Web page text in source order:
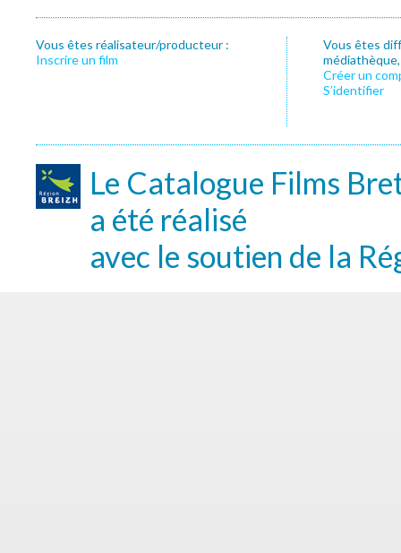
Vous êtes réalisateur/producteur :
Inscrire un film
Vous êtes
Créer un
S’identifier
Le Catalogue Films
a été réalisé
avec le soutien de la